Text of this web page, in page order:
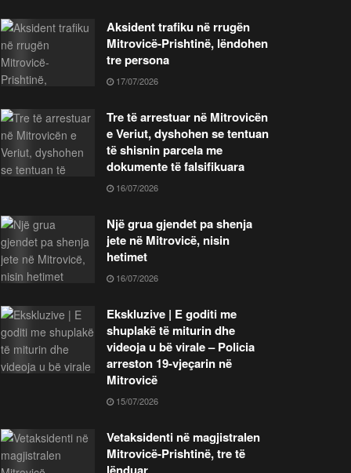
Aksident trafiku në rrugën
Mitrovicë-Prishtinë, lëndohen
tre persona
17/07/2026
Tre të arrestuar në Mitrovicën
e Veriut, dyshohen se tentuan
të shisnin parcela me
dokumente të falsifikuara
16/07/2026
Një grua gjendet pa shenja
jete në Mitrovicë, nisin
hetimet
16/07/2026
Ekskluzive | E goditi me
shuplakë të miturin dhe
videoja u bë virale – Policia
arreston 19-vjeçarin në
Mitrovicë
15/07/2026
Vetaksidenti në magjistralen
Mitrovicë-Prishtinë, tre të